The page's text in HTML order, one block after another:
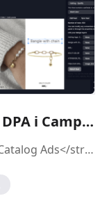
Opret din første DPA i Campaign Builder
Funktionen <strong>Catalog Ads</strong> giver dig mulighed for at forbedre dine dynamiske annoncer ved at erstatte standardproduktbilleder med fuldt designede <strong>Catalog Ads</strong>, der oprettes direkte i platformen. Det gør det muligt at vise visuelt stærke annoncer med høj konvertering i stedet for at bruge simple produktbilleder.